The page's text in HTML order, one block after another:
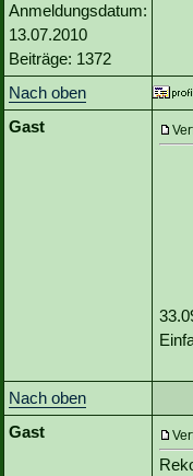
Anmeldungsdatum:
13.07.2010
Beiträge: 1372
Nach oben
Gast
Nach oben
Gast